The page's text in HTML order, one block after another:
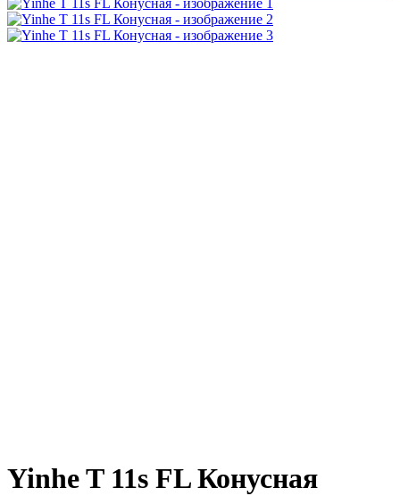
Yinhe T 11s FL Конусная